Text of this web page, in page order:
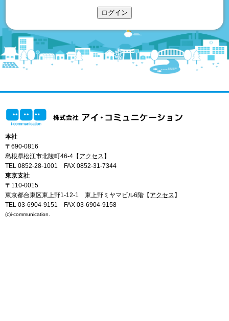
ログイン
本社
〒690-0816
島根県松江市北陵町46-4【 アクセス 】
TEL 0852-28-1001
FAX 0852-31-7344
東京支社
〒110-0015
東京都台東区東上野1-12-1 東上野ミヤマビル6階【 アクセス 】
TEL 03-6904-9151
FAX 03-6904-9158
(c)i-communication.